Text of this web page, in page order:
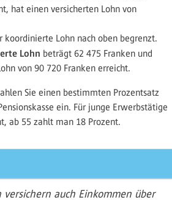
hat einen versicherten Lohn von
Lohn nach oben begrenzt.
Lohn beträgt 62 475 Franken und
von 90 720 Franken erreicht.
Sie einen bestimmten Prozentsatz
ein. Für junge Erwerbstätige
ab 55 zahlt man 18 Prozent.
versichern auch Einkommen über